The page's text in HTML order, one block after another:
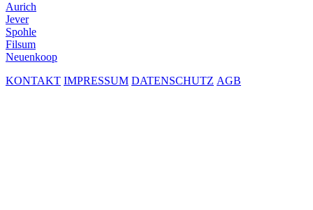
Aurich
Jever
Spohle
Filsum
Neuenkoop
KONTAKT IMPRESSUM DATENSCHUTZ AGB